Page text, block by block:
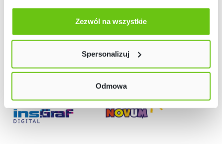
Odmów zgody poprzez przycisk „Odmowa”. Wtedy
użyjemy tylko plików niezbędnych dla naszej strony.
Twój wybór możesz zmienić przez kliknięcie przycisku w
Polityce prywatności
Zezwól na wszystkie
Spersonalizuj
Odmowa